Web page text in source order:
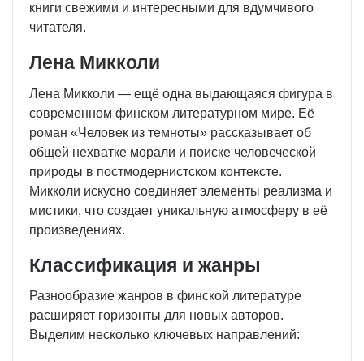
книги свежими и интересными для вдумчивого
читателя.
Лена Микколи
Лена Микколи — ещё одна выдающаяся фигура в
современном финском литературном мире. Её
роман «Человек из темноты» рассказывает об
общей нехватке морали и поиске человеческой
природы в постмодернистском контексте.
Микколи искусно соединяет элементы реализма и
мистики, что создает уникальную атмосферу в её
произведениях.
Классификация и жанры
Разнообразие жанров в финской литературе
расширяет горизонты для новых авторов.
Выделим несколько ключевых направлений: